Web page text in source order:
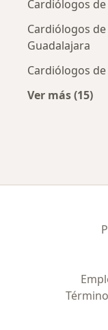
Cardiólogos
Cardiólogos
Guadalajara
Cardiólogos
Ver más (15)